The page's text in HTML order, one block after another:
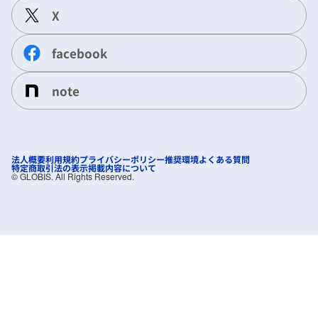
X
facebook
note
法人概要利用規約プライバシーポリシー推奨環境よくある質問
特定商取引法の表示掲載内容について
©︎ GLOBIS. All Rights Reserved.